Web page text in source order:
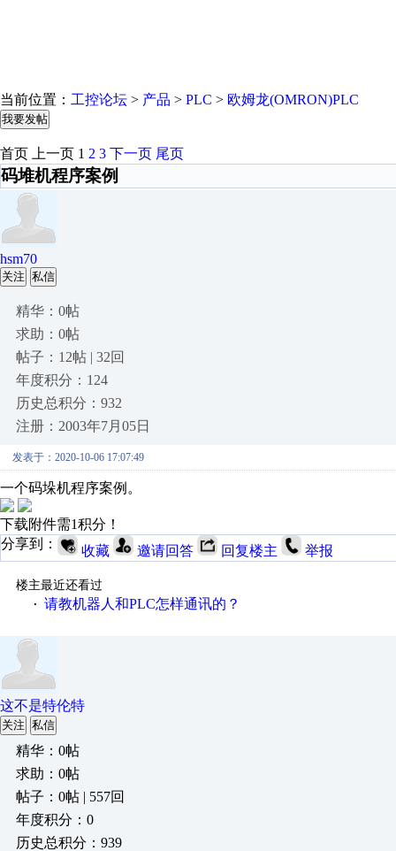
当前位置： 工控论坛 > 产品 > PLC > 欧姆龙(OMRON)PLC
我要发帖
首页 上一页 1 2 3 下一页 尾页
码堆机程序案例
hsm70
关注 私信
精华：0帖
求助：0帖
帖子：12帖 | 32回
年度积分：124
历史总积分：932
注册：2003年7月05日
发表于：2020-10-06 17:07:49
一个码垛机程序案例。
下载附件需1积分！
分享到：
收藏 邀请回答 回复楼主 举报
楼主最近还看过
· 请教机器人和PLC怎样通讯的？
这不是特伦特
关注 私信
精华：0帖
求助：0帖
帖子：0帖 | 557回
年度积分：0
历史总积分：939